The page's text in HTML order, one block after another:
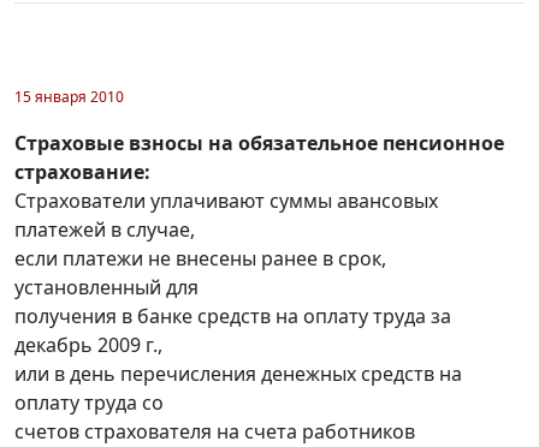
15 января 2010
Страховые взносы на обязательное пенсионное
страхование:
Страхователи уплачивают суммы авансовых
платежей в случае,
если платежи не внесены ранее в срок,
установленный для
получения в банке средств на оплату труда за
декабрь 2009 г.,
или в день перечисления денежных средств на
оплату труда со
счетов страхователя на счета работников